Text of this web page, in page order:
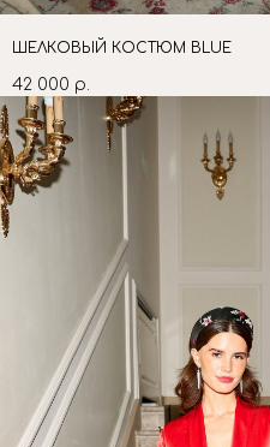
ШЕЛКОВЫЙ КОСТЮМ BLUE
42 000 р.